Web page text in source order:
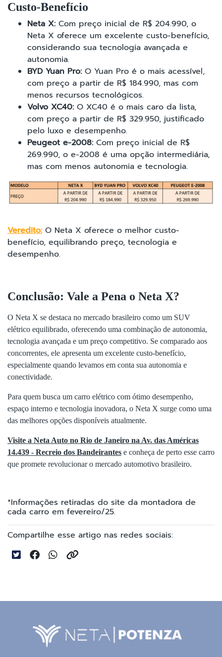
Custo-Benefício
Neta X: Com preço inicial de R$ 204.990, o
Neta X oferece um excelente custo-benefício,
considerando sua tecnologia avançada e
autonomia.
BYD Yuan Pro: O Yuan Pro é o mais acessível,
com preço a partir de R$ 184.990, mas com
menos recursos tecnológicos.
Volvo XC40: O XC40 é o mais caro da lista,
com preço a partir de R$ 329.950, justificado
pelo luxo e desempenho.
Peugeot e-2008: Com preço inicial de R$
269.990, o e-2008 é uma opção intermediária,
mas com menos autonomia e tecnologia.
Veredito: O Neta X oferece o melhor custo-
benefício, equilibrando preço, tecnologia e
desempenho.
Conclusão: Vale a Pena o Neta X?
O Neta X se destaca no mercado brasileiro como um SUV
elétrico equilibrado, oferecendo uma combinação de autonomia,
tecnologia avançada e um preço competitivo. Se comparado aos
concorrentes, ele apresenta um excelente custo-benefício,
especialmente quando levamos em conta sua autonomia e
conectividade.
Para quem busca um carro elétrico com ótimo desempenho,
espaço interno e tecnologia inovadora, o Neta X surge como uma
das melhores opções disponíveis atualmente.
Visite a Neta Auto no Rio de Janeiro na Av. das Américas
14.439 - Recreio dos Bandeirantes e conheça de perto esse carro
que promete revolucionar o mercado automotivo brasileiro.
*Informações retiradas do site da montadora de
cada carro em fevereiro/25.
Compartilhe esse artigo nas redes sociais: